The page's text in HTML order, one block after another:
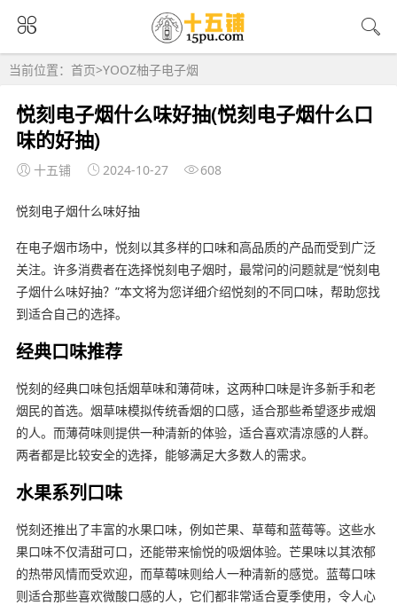
当前位置： 首页>YOOZ柚子电子烟
悦刻电子烟什么味好抽(悦刻电子烟什么口
味的好抽)
十五铺 2024-10-27 608
悦刻电子烟什么味好抽
在电子烟市场中，悦刻以其多样的口味和高品质的产品而受到广泛
关注。许多消费者在选择悦刻电子烟时，最常问的问题就是“悦刻电
子烟什么味好抽？”本文将为您详细介绍悦刻的不同口味，帮助您找
到适合自己的选择。
经典口味推荐
悦刻的经典口味包括烟草味和薄荷味，这两种口味是许多新手和老
烟民的首选。烟草味模拟传统香烟的口感，适合那些希望逐步戒烟
的人。而薄荷味则提供一种清新的体验，适合喜欢清凉感的人群。
两者都是比较安全的选择，能够满足大多数人的需求。
水果系列口味
悦刻还推出了丰富的水果口味，例如芒果、草莓和蓝莓等。这些水
果口味不仅清甜可口，还能带来愉悦的吸烟体验。芒果味以其浓郁
的热带风情而受欢迎，而草莓味则给人一种清新的感觉。蓝莓口味
则适合那些喜欢微酸口感的人，它们都非常适合夏季使用，令人心